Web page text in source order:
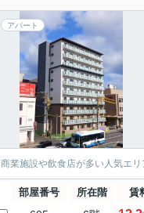
アパート
商業施設や飲食店が多い人気エリ
部屋番号 所在階 賃